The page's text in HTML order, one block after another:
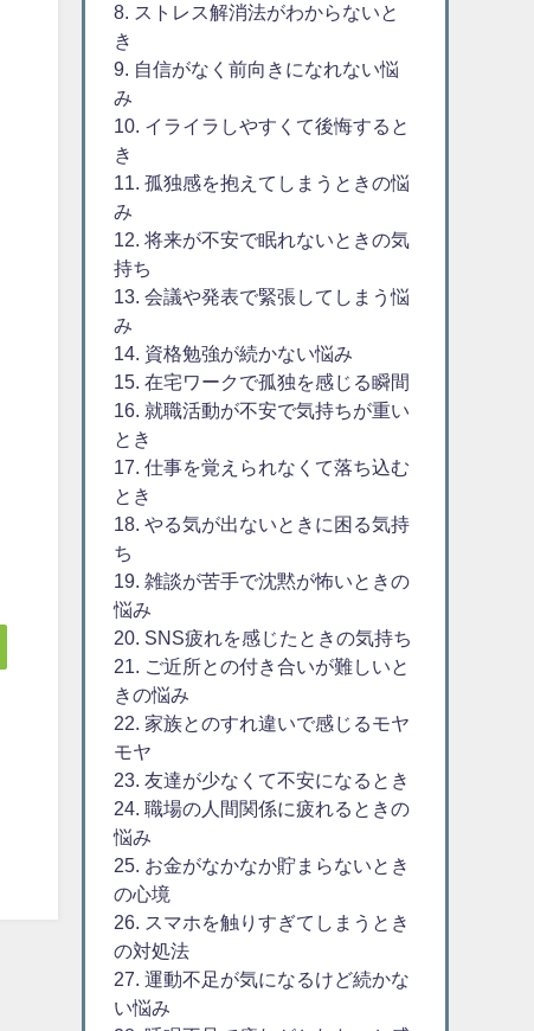
8. ストレス解消法がわからないと
き
9. 自信がなく前向きになれない悩
み
10. イライラしやすくて後悔すると
き
11. 孤独感を抱えてしまうときの悩
み
12. 将来が不安で眠れないときの気
持ち
13. 会議や発表で緊張してしまう悩
み
14. 資格勉強が続かない悩み
15. 在宅ワークで孤独を感じる瞬間
16. 就職活動が不安で気持ちが重い
とき
17. 仕事を覚えられなくて落ち込む
とき
18. やる気が出ないときに困る気持
ち
19. 雑談が苦手で沈黙が怖いときの
悩み
20. SNS疲れを感じたときの気持ち
21. ご近所との付き合いが難しいと
きの悩み
22. 家族とのすれ違いで感じるモヤ
モヤ
23. 友達が少なくて不安になるとき
24. 職場の人間関係に疲れるときの
悩み
25. お金がなかなか貯まらないとき
の心境
26. スマホを触りすぎてしまうとき
の対処法
27. 運動不足が気になるけど続かな
い悩み